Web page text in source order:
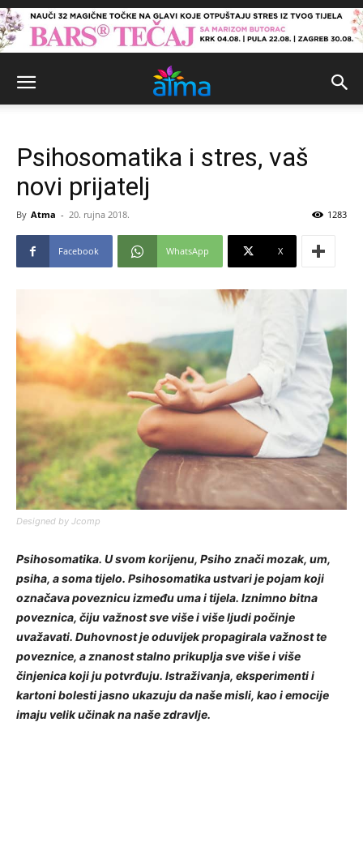
Psihosomatika i stres, vaš
novi prijatelj
By Atma - 20. rujna 2018. 1283
Facebook WhatsApp X
Designed by Jcomp
Psihosomatika. U svom korijenu, Psiho znači mozak, um,
psiha, a soma tijelo. Psihosomatika ustvari je pojam koji
označava poveznicu između uma i tijela. Iznimno bitna
poveznica, čiju važnost sve više i više ljudi počinje
uvažavati. Duhovnost je oduvijek propagirala važnost te
poveznice, a znanost stalno prikuplja sve više i više
činjenica koji ju potvrđuju. Istraživanja, eksperimenti i
kartoni bolesti jasno ukazuju da naše misli, kao i emocije
imaju velik učinak na naše zdravlje.